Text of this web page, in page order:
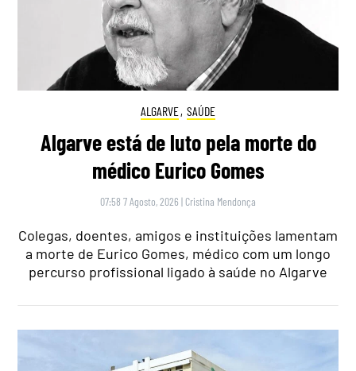
ALGARVE, SAÚDE
Algarve está de luto pela morte do
médico Eurico Gomes
07:58 7 Agosto, 2026 | Cristina Mendonça
Colegas, doentes, amigos e instituições lamentam
a morte de Eurico Gomes, médico com um longo
percurso profissional ligado à saúde no Algarve